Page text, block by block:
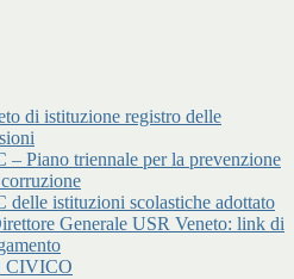
di istituzione registro delle
– Piano triennale per la prevenzione
delle istituzioni scolastiche adottato
Generale USR Veneto: link di
CIVICO